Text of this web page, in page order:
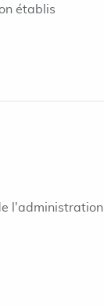
établis
l'administration